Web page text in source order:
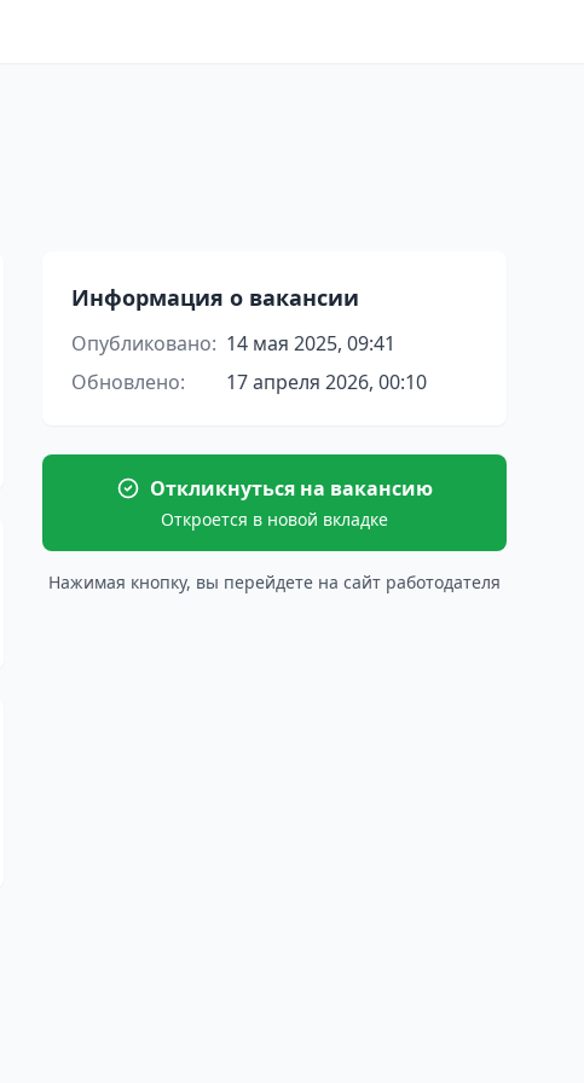
Информация о вакансии
Опубликовано: 14 мая 2025, 09:41
Обновлено:
17 апреля 2026, 00:10
Откликнуться на вакансию
Откроется в новой вкладке
Нажимая кнопку, вы перейдете на сайт работодателя